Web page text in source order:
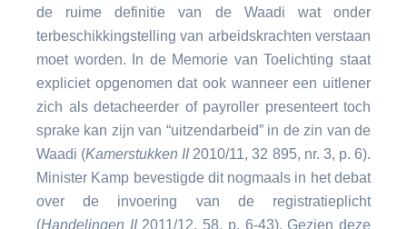
de ruime definitie van de Waadi wat onder
terbeschikkingstelling van arbeidskrachten verstaan
moet worden. In de Memorie van Toelichting staat
expliciet opgenomen dat ook wanneer een uitlener
zich als detacheerder of payroller presenteert toch
sprake kan zijn van “uitzendarbeid” in de zin van de
Waadi (Kamerstukken II2010/11, 32 895, nr. 3, p. 6).
Minister Kamp bevestigde dit nogmaals in het debat
over de invoering van de registratieplicht
(Handelingen II2011/12, 58, p. 6-43). Gezien deze